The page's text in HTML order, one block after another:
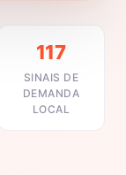
117
SINAIS DE
DEMANDA
LOCAL